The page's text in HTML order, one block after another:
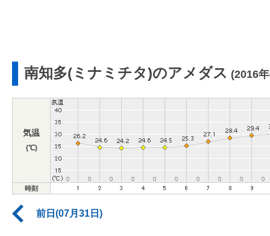
南知多(ミナミチタ)のアメダス (2016
気温
(℃)
時刻
前日(07月31日)